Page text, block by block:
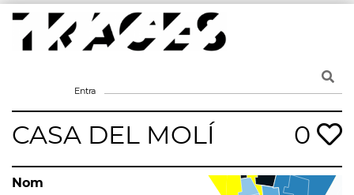
Skip
content
Entra
CASA DEL MOLÍ 0
Nom